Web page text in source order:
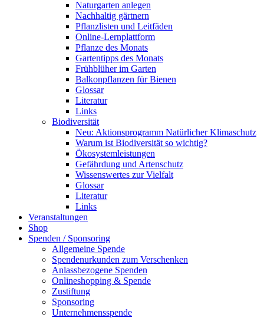
Naturgarten anlegen
Nachhaltig gärtnern
Pflanzlisten und Leitfäden
Online-Lernplattform
Pflanze des Monats
Gartentipps des Monats
Frühblüher im Garten
Balkonpflanzen für Bienen
Glossar
Literatur
Links
Biodiversität
Neu: Aktionsprogramm Natürlicher Klimaschutz
Warum ist Biodiversität so wichtig?
Ökosystemleistungen
Gefährdung und Artenschutz
Wissenswertes zur Vielfalt
Glossar
Literatur
Links
Veranstaltungen
Shop
Spenden / Sponsoring
Allgemeine Spende
Spendenurkunden zum Verschenken
Anlassbezogene Spenden
Onlineshopping & Spende
Zustiftung
Sponsoring
Unternehmensspende